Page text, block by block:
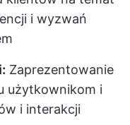
i wyzwań
Zaprezentowanie
użytkownikom i
i interakcji